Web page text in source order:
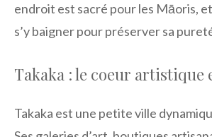
endroit est sacré pour les Māoris,
s’y baigner pour préserver sa
Takaka : le coeur artistique
Takaka est une petite ville